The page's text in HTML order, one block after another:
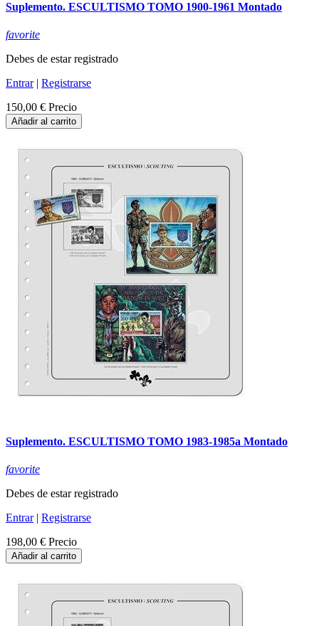
Suplemento. ESCULTISMO TOMO 1900-1961 Montado
favorite
Debes de estar registrado
Entrar| Registrarse
150,00 € Precio
Añadir al carrito
Suplemento. ESCULTISMO TOMO 1983-1985a Montado
favorite
Debes de estar registrado
Entrar| Registrarse
198,00 € Precio
Añadir al carrito